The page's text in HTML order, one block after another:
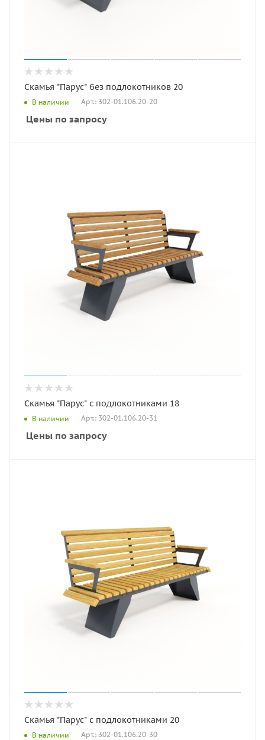
Скамья "Парус" без подлокотников 20
В наличии Арт.: 302-01.106.20-20
Цены по запросу
Скамья "Парус" с подлокотниками 18
В наличии Арт.: 302-01.106.20-31
Цены по запросу
Скамья "Парус" с подлокотниками 20
В наличии Арт.: 302-01.106.20-30